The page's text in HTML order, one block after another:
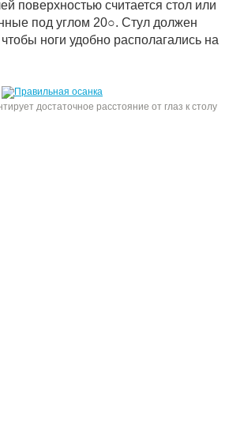
поверхностью считается стол или
под углом 20○. Стул должен
ноги удобно располагались на
достаточное расстояние от глаз к столу